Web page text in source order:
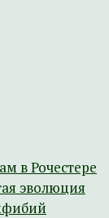
в Рочестере
эволюция